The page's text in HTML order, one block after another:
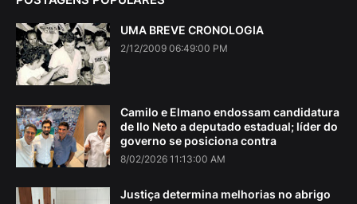
UMA BREVE CRONOLOGIA
2/12/2009 06:49:00 PM
Camilo e Elmano endossam candidatura
de Ilo Neto a deputado estadual; líder do
governo se posiciona contra
8/02/2026 11:13:00 AM
Justiça determina melhorias no abrigo